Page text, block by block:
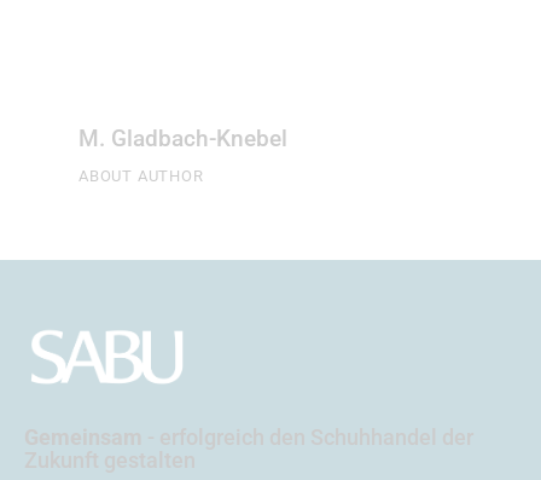
M. Gladbach-Knebel
ABOUT AUTHOR